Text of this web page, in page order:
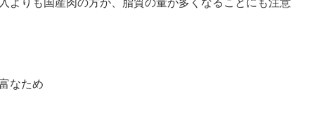
よりも国産肉の方が、脂質の量が多くなることにも注意
なため